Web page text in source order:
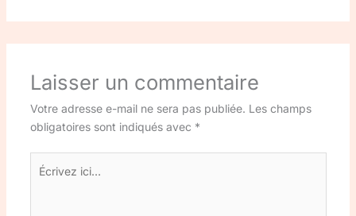
Laisser un commentaire
Votre adresse e-mail ne sera pas publiée. Les champs
obligatoires sont indiqués avec *
ici…